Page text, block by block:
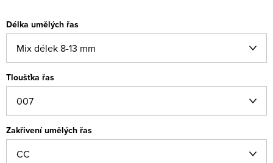
Délka umělých řas
Tloušťka řas
Zakřivení umělých řas